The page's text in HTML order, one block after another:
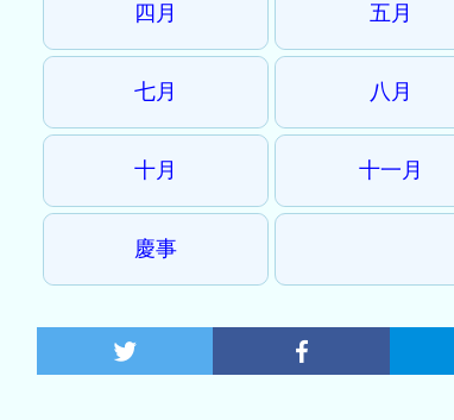
四月 五月
七月 八月
十月 十一月
慶事